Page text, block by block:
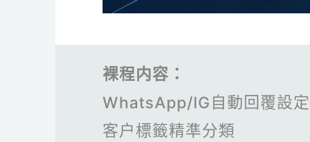
裸程内容：
WhatsApp/IG自動回覆設定
客户標籤精準分類